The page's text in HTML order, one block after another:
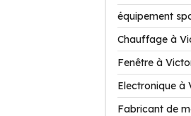
équipement
Chauffage à
Fenêtre à
Electronique à
Fabricant de